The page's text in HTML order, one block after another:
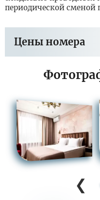
периодической сменой
Цены номера
Заезд в
Тариф
Санаторно-
курортная путевка
Заезд в
❮